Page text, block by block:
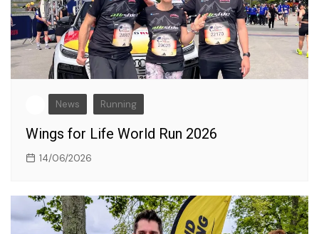
News Running
Wings for Life World Run 2026
14/06/2026